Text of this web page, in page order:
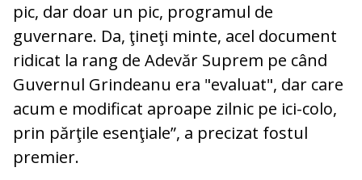
pic, dar doar un pic, programul de
guvernare. Da, ţineţi minte, acel document
ridicat la rang de Adevăr Suprem pe când
Guvernul Grindeanu era "evaluat", dar care
acum e modificat aproape zilnic pe ici-colo,
prin părţile esenţiale”, a precizat fostul
premier.